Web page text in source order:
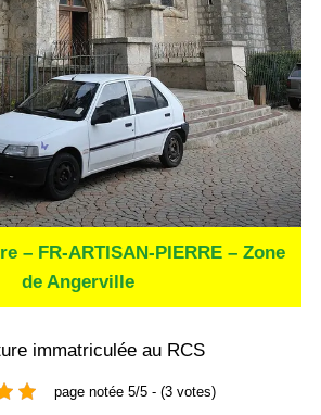
– FR-ARTISAN-PIERRE – Zone
de Angerville
immatriculée au RCS
page notée 5/5 - (3 votes)